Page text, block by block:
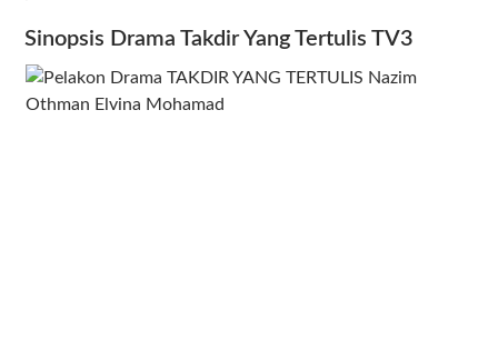
Sinopsis Drama Takdir Yang Tertulis TV3